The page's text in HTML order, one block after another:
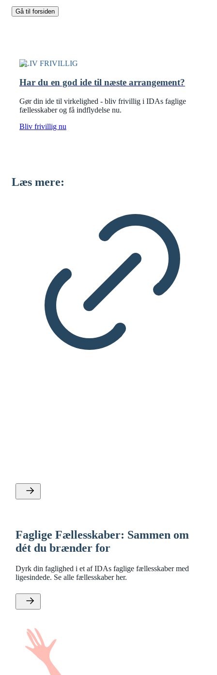
Gå til forsiden
BLIV FRIVILLIG
Har du en god ide til næste arrangement?
Gør din ide til virkelighed - bliv frivillig i IDAs faglige
fællesskaber og få indflydelse nu.
Bliv frivillig nu
Læs mere:
Faglige Fællesskaber: Sammen om
dét du brænder for
Dyrk din faglighed i et af IDAs faglige fællesskaber med
ligesindede. Se alle fællesskaber her.